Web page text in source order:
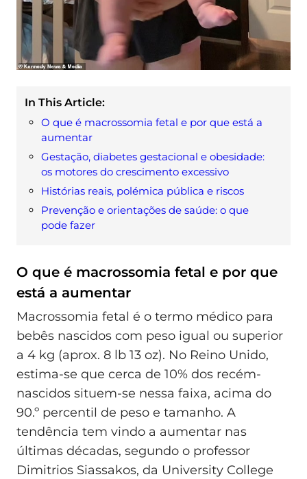
In This Article:
O que é macrossomia fetal e por que está a
aumentar
Gestação, diabetes gestacional e obesidade:
os motores do crescimento excessivo
Histórias reais, polémica pública e riscos
Prevenção e orientações de saúde: o que
pode fazer
O que é macrossomia fetal e por que
está a aumentar
Macrossomia fetal é o termo médico para
bebês nascidos com peso igual ou superior
a 4 kg (aprox. 8 lb 13 oz). No Reino Unido,
estima-se que cerca de 10% dos recém-
nascidos situem-se nessa faixa, acima do
90.º percentil de peso e tamanho. A
tendência tem vindo a aumentar nas
últimas décadas, segundo o professor
Dimitrios Siassakos, da University College